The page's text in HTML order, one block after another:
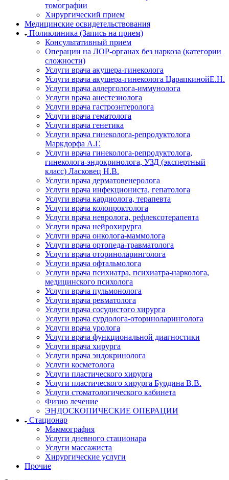
томографии
Хирургический прием
Медицинские освидетельствования
Поликлиника (Запись на прием)
Консультативный прием
Операции на ЛОР-органах без наркоза (категории
сложности)
Услуги врача акушера-гинеколога
Услуги врача акушера-гинеколога ЦарапкинойЕ.Н.
Услуги врача аллерголога-иммунолога
Услуги врача анестезиолога
Услуги врача гастроэнтеролога
Услуги врача гематолога
Услуги врача генетика
Услуги врача гинеколога-репродуктолога
Маркдорфа А.Г.
Услуги врача гинеколога-репродуктолога,
гинеколога-эндокринолога, УЗД (экспертный
класс) Ласковец Н.В.
Услуги врача дерматовенеролога
Услуги врача инфекциониста, гепатолога
Услуги врача кардиолога, терапевта
Услуги врача колопроктолога
Услуги врача невролога, рефлексотерапевта
Услуги врача нейрохирурга
Услуги врача онколога-маммолога
Услуги врача ортопеда-травматолога
Услуги врача оториноларинголога
Услуги врача офтальмолога
Услуги врача психиатра, психиатра-нарколога,
медицинского психолога
Услуги врача пульмонолога
Услуги врача ревматолога
Услуги врача сосудистого хирурга
Услуги врача сурдолога-оториноларинголога
Услуги врача уролога
Услуги врача функциональной диагностики
Услуги врача хирурга
Услуги врача эндокринолога
Услуги косметолога
Услуги пластического хирурга
Услуги пластического хирурга Бурдина В.В.
Услуги стоматологического кабинета
Физио лечение
ЭНДОСКОПИЧЕСКИЕ ОПЕРАЦИИ
Стационар
Маммография
Услуги дневного стационара
Услуги массажиста
Хирургические услуги
Прочие